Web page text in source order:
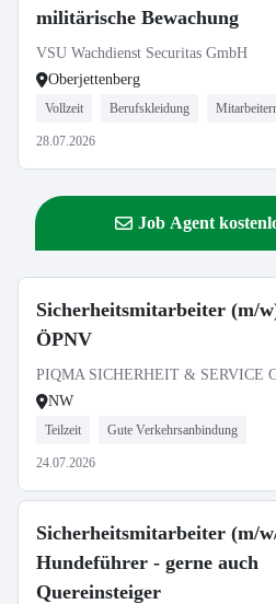
militärische Bewachung
VSU Wachdienst Securitas GmbH
Oberjettenberg
Vollzeit Berufskleidung
28.07.2026
Job Agent
Sicherheitsmitarbeiter (m/
ÖPNV
PIQMA SICHERHEIT & SERVICE
NW
Teilzeit Gute Verkehrsanbindung
24.07.2026
Sicherheitsmitarbeiter (m/
Hundeführer - gerne auch
Quereinsteiger